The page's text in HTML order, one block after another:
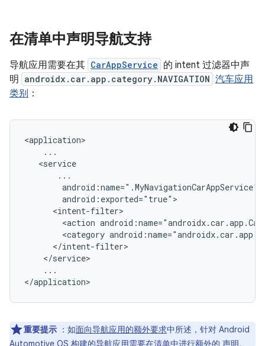
在清单中声明导航支持
导航应用需要在其 CarAppService 的 intent 过滤器中声
明
androidx.car.app.category.NAVIGATION 汽车应用
类别 ：
<action
<category
...
重要提示 ：如面向导航应用的额外要求中所述，针对 Android
Automotive OS 构建的导航应用需要在清单中进行额外的 声明。